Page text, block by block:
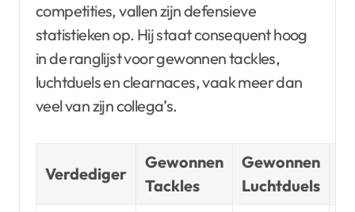
competities, vallen zijn defensieve
statistieken op. Hij staat consequent hoog
in de ranglijst voor gewonnen tackles,
luchtduels en clearnaces, vaak meer dan
veel van zijn collega’s.
Verdediger
Gewonnen
Tackles
Gewonnen
Luchtduels